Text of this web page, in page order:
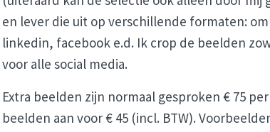
en lever die uit op verschillende formaten:
linkedin, facebook e.d. Ik crop de beelden
voor alle social media.
Extra beelden zijn normaal gesproken € 75
beelden aan voor € 45 (incl. BTW).